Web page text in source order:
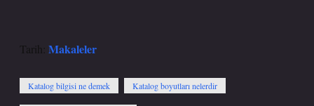
Tarih: Makaleler
Katalog bilgisi ne demek Katalog boyutları nelerdir